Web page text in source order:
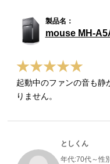
mouse MH-
起動中のファンの音も静
りません。
としくん
年代:70代～性